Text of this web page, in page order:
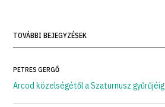
TOVÁBBI BEJEGYZÉSEK
PETRES GERGŐ
Arcod közelségétől a Szaturnusz gyűrűjéig